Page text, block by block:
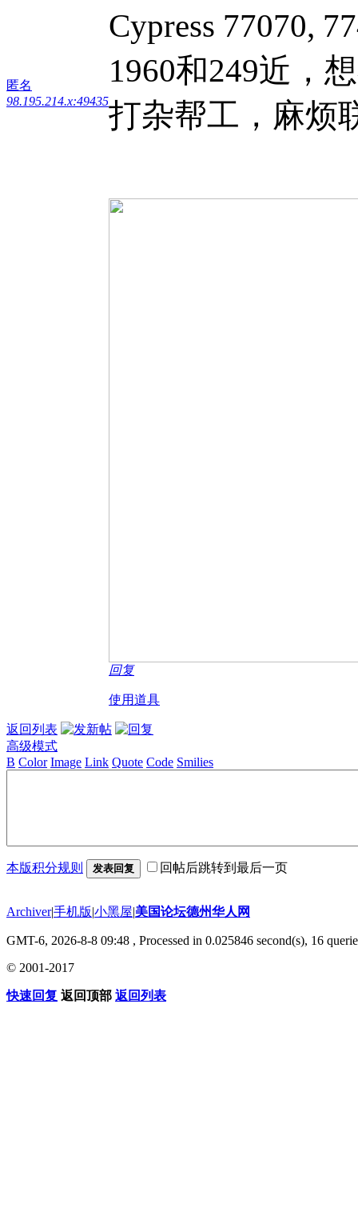
匿名
98.195.214.x:49435
Cypress 77070,
1960和249近，
打杂帮工，麻烦
回复
使用道具
返回列表
高级模式
B Color Image Link Quote Code Smilies
本版积分规则 发表回复 回帖后跳转到最后一页
Archiver|手机版|小黑屋|美国论坛德州华人网
GMT-6, 2026-8-8 09:48 , Processed in 0.025846 second(s), 16
© 2001-2017
快速回复 返回顶部 返回列表